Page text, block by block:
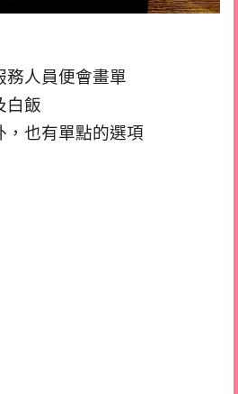
務人員便會畫單
白飯
，也有單點的選項